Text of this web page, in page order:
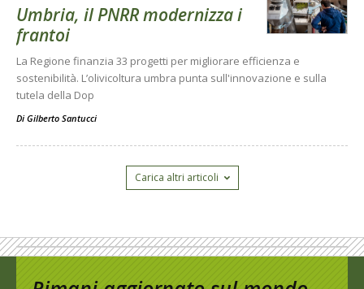
Umbria, il PNRR modernizza i
frantoi
La Regione finanzia 33 progetti per migliorare efficienza e
sostenibilità. L’olivicoltura umbra punta sull'innovazione e sulla
tutela della Dop
Di Gilberto Santucci
Carica altri articoli